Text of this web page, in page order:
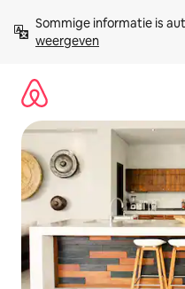
direct
naar
Sommige informatie is
weergeven